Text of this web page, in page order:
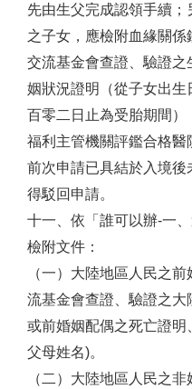
先由生父完成認領手續
之子女，應檢附血緣關
交流基金會查證、驗證
姻狀況證明（從子女出
百零二日止為受胎期間
福利主管機關評鑑合格醫
前次申請已具結於入境後
得駁回申請。
十一、依「誰可以辦-一
檢附文件：
（一）大陸地區人民之
流基金會查證、驗證之大
或前婚姻配偶之死亡證明
父母姓名)。
（二）大陸地區人民之